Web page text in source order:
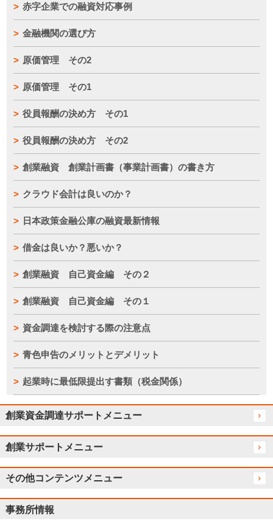
赤字企業での融資対応事例
金融機関の選び方
原価管理 その2
原価管理 その1
役員報酬の決め方 その1
役員報酬の決め方 その2
創業融資 創業計画書（事業計画書）の書き方
クラウド会計は良いのか？
日本政策金融公庫の融資最新情報
借金は良いか？悪いか？
創業融資 自己資金編 その２
創業融資 自己資金編 その１
資金調達を検討する際の注意点
青色申告のメリットとデメリット
起業時に最低限提出す書類（税金関係）
創業資金調達サポートメニュー
創業サポートメニュー
その他コンテンツメニュー
事務所情報